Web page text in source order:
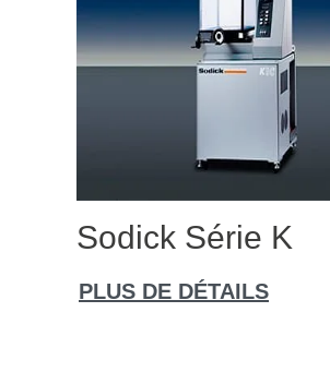
Sodick Série K
PLUS DE DÉTAILS